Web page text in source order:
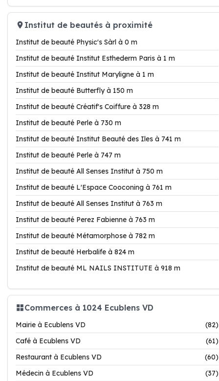
Institut de beautés à proximité
Institut de beauté Physic's Sàrl à 0 m
Institut de beauté Institut Esthederm Paris à 1 m
Institut de beauté Institut Maryligne à 1 m
Institut de beauté Butterfly à 150 m
Institut de beauté Créatif's Coiffure à 328 m
Institut de beauté Perle à 730 m
Institut de beauté Institut Beauté des Iles à 741 m
Institut de beauté Perle à 747 m
Institut de beauté All Senses Institut à 750 m
Institut de beauté L'Espace Cooconing à 761 m
Institut de beauté All Senses Institut à 763 m
Institut de beauté Perez Fabienne à 763 m
Institut de beauté Métamorphose à 782 m
Institut de beauté Herbalife à 824 m
Institut de beauté ML NAILS INSTITUTE à 918 m
Commerces à 1024 Ecublens VD
Mairie à Ecublens VD
(82)
Café à Ecublens VD
(61)
Restaurant à Ecublens VD
(60)
Médecin à Ecublens VD
(37)